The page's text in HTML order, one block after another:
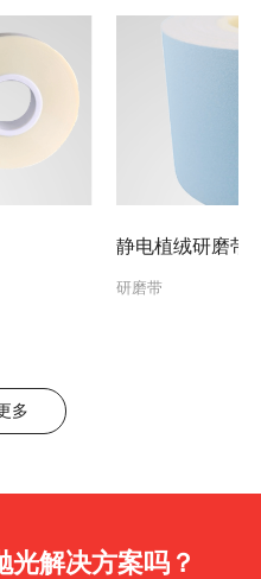
静电植绒研磨带
研磨带
多
光解决方案吗？